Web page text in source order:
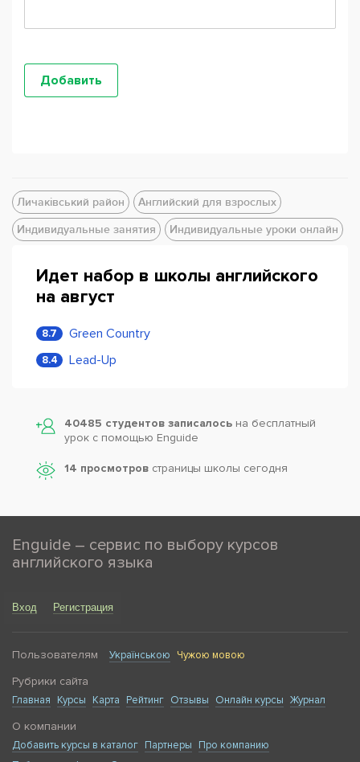
Личаківський район
Английский для взрослых
Индивидуальные занятия
Индивидуальные уроки онлайн
Идет набор в школы английского
на август
8.7 Green Country
8.4 Lead-Up
40485 студентов записалось на бесплатный
урок с помощью Enguide
14 просмотров страницы школы сегодня
Enguide – сервис по выбору курсов
английского языка
Вход Регистрация
Пользователям Українською Чужою мовою
Рубрики сайта
Главная Курсы Карта Рейтинг Отзывы Онлайн курсы Журнал
О компании
Добавить курсы в каталог Партнеры
Про компанию